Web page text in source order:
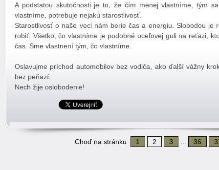
A podstatou skutočnosti je to, že čím menej vlastníme, tým
vlastníme, potrebuje nejakú starostlivosť.
Starostlivosť o naše veci nám berie čas a energiu. Slobodou je
robiť. Všetko, čo vlastníme je podobné oceľovej guli na reťazi,
čas. Sme vlastnení tým, čo vlastníme.
Oslavujme príchod automobilov bez vodiča, ako ďalší vážny
bez peňazí.
Nech žije oslobodenie!
Choď na stránku 1 2 3 36